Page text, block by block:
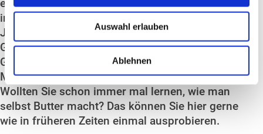
Auswahl erlauben
Ablehnen
eindrücklich, wie die einfachen Leute vom Land
in früheren Zeiten gelebt haben. Bis in die 80er
Jahre war der Pingelhof noch in der 9.
Generation in Familienbesitz. Dann ging er an die
Gemeinde Domsühl über und ist heute ein
Museum und wahres Kleinod an Zeitgeschichte.
Wollten Sie schon immer mal lernen, wie man
selbst Butter macht? Das können Sie hier gerne
wie in früheren Zeiten einmal ausprobieren.